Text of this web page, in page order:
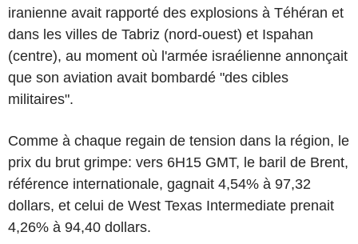
iranienne avait rapporté des explosions à Téhéran et
dans les villes de Tabriz (nord-ouest) et Ispahan
(centre), au moment où l'armée israélienne annonçait
que son aviation avait bombardé "des cibles
militaires".
Comme à chaque regain de tension dans la région, le
prix du brut grimpe: vers 6H15 GMT, le baril de Brent,
référence internationale, gagnait 4,54% à 97,32
dollars, et celui de West Texas Intermediate prenait
4,26% à 94,40 dollars.